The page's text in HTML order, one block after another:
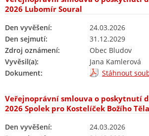
2026 Lubomír Soural
Den vyvěšení:
24.03.2026
Den sejmutí:
31.12.2029
Zdroj oznámení:
Obec Bludov
Vyvěsil(a):
Jana Kamlerová
Dokument:
Stáhnout
Veřejnoprávní smlouva o poskytnutí
2026 Spolek pro Kostelíček Božího Těla
Den vyvěšení:
24.03.2026